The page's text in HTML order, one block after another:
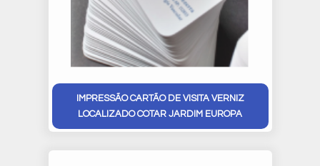
IMPRESSÃO CARTÃO DE VISITA VERNIZ
LOCALIZADO COTAR JARDIM EUROPA